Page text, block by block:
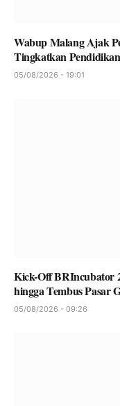
Wabup Malang Ajak
Tingkatkan
05/08/2026 - 19:01
Kick-Off BRIncubator
hingga Tembus Pasar
05/08/2026 - 09:26